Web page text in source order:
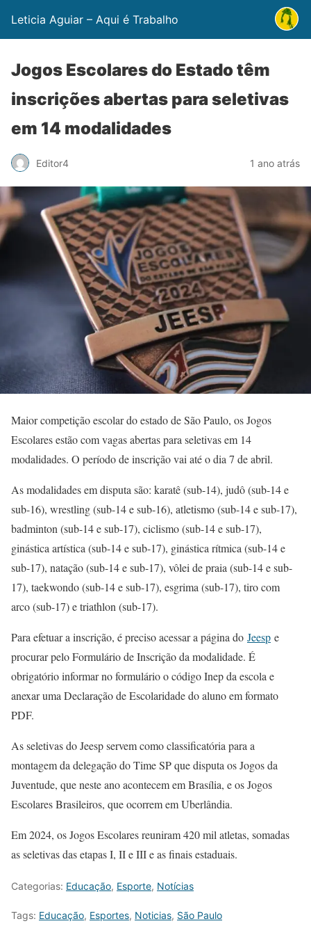
Leticia Aguiar – Aqui é Trabalho
Jogos Escolares do Estado têm
inscrições abertas para seletivas
em 14 modalidades
Editor4 1 ano atrás
Maior competição escolar do estado de São Paulo, os Jogos
Escolares estão com vagas abertas para seletivas em 14
modalidades. O período de inscrição vai até o dia 7 de abril.
As modalidades em disputa são: karatê (sub-14), judô (sub-14 e
sub-16), wrestling (sub-14 e sub-16), atletismo (sub-14 e sub-17),
badminton (sub-14 e sub-17), ciclismo (sub-14 e sub-17),
ginástica artística (sub-14 e sub-17), ginástica rítmica (sub-14 e
sub-17), natação (sub-14 e sub-17), vôlei de praia (sub-14 e sub-
17), taekwondo (sub-14 e sub-17), esgrima (sub-17), tiro com
arco (sub-17) e triathlon (sub-17).
Para efetuar a inscrição, é preciso acessar a página do Jeesp e
procurar pelo Formulário de Inscrição da modalidade. É
obrigatório informar no formulário o código Inep da escola e
anexar uma Declaração de Escolaridade do aluno em formato
PDF.
As seletivas do Jeesp servem como classificatória para a
montagem da delegação do Time SP que disputa os Jogos da
Juventude, que neste ano acontecem em Brasília, e os Jogos
Escolares Brasileiros, que ocorrem em Uberlândia.
Em 2024, os Jogos Escolares reuniram 420 mil atletas, somadas
as seletivas das etapas I, II e III e as finais estaduais.
Categorias: Educação, Esporte, Notícias
Tags: Educação, Esportes, Noticias, São Paulo